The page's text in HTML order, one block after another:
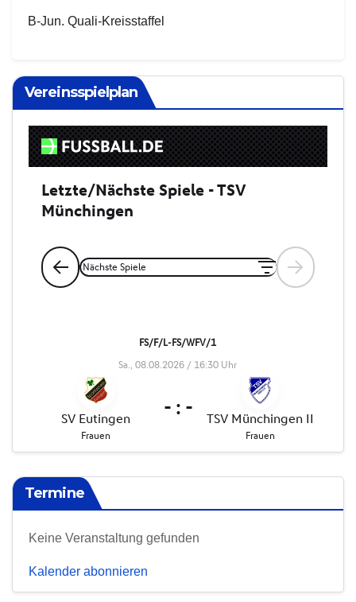
B-Jun. Quali-Kreisstaffel
Vereinsspielplan
Termine
Keine Veranstaltung gefunden
Kalender abonnieren